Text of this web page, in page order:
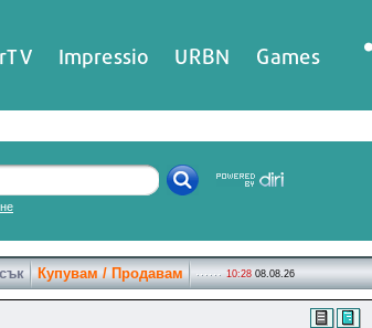
Impressio URBN Games
Купувам / Продавам 10:28 08.08.26